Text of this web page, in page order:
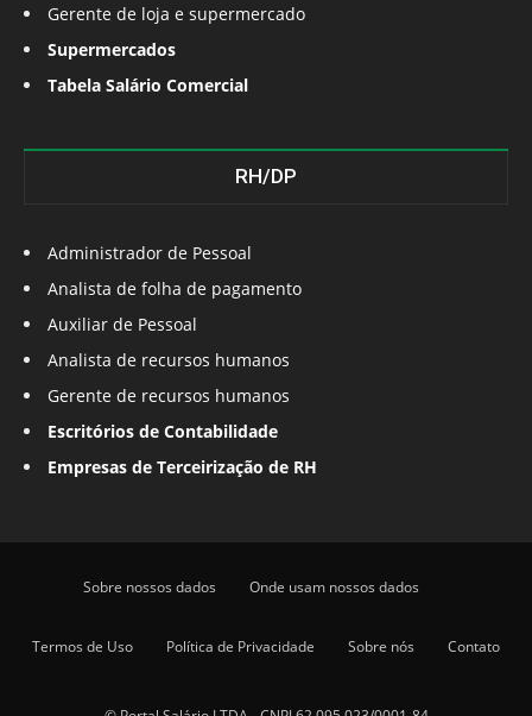
Gerente de loja e supermercado
Supermercados
Tabela Salário Comercial
RH/DP
Administrador de Pessoal
Analista de folha de pagamento
Auxiliar de Pessoal
Analista de recursos humanos
Gerente de recursos humanos
Escritórios de Contabilidade
Empresas de Terceirização de RH
Sobre nossos dados Onde usam nossos dados
Termos de Uso Política de Privacidade Sobre nós Contato